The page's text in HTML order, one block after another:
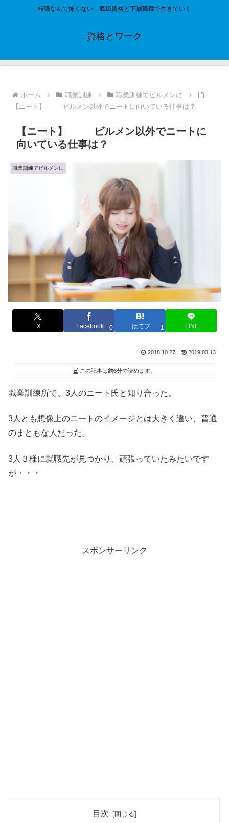
転職なんて怖くない 底辺資格と下層職種で生きていく
資格とワーク
ホーム 職業訓練
職業訓練でビルメンに
【ニート】 ビルメン以外でニートに向いている仕事は？
【ニート】 ビルメン以外でニートに
向いている仕事は？
職業訓練でビルメンに
X Facebook 0 はてブ 1 LINE
2018.10.27 2019.03.13
この記事は約6分で読めます。
職業訓練所で、3人のニート氏と知り合った。
3人とも想像上のニートのイメージとは大きく違い、普通
のまともな人だった。
3人３様に就職先が見つかり、頑張っていたみたいです
が・・・
スポンサーリンク
目次